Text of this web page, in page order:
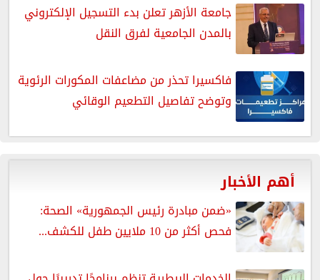
جامعة الأزهر تعلن بدء التسجيل الإلكتروني
بالمدن الجامعية لفرق النقل
فاكسيرا تحذر من مضاعفات المكورات الرئوية
وتوضح تفاصيل التطعيم الوقائي
أهم الأخبار
«ضمن مبادرة رئيس الجمهورية» الصحة:
فحص أكثر من 10 ملايين طفل للكشف...